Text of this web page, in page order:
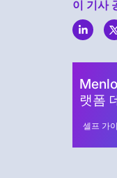
이 기사
랫폼
셀프 가